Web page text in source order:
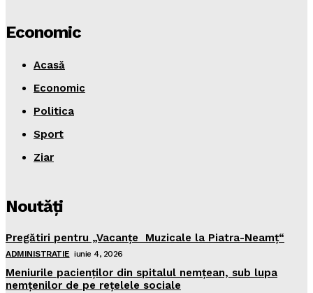
Economic
Acasă
Economic
Politica
Sport
Ziar
Noutăţi
Pregătiri pentru „Vacanţe Muzicale la Piatra-Neamţ“
ADMINISTRATIE iunie 4, 2026
Meniurile pacienţilor din spitalul nemţean, sub lupa
nemţenilor de pe reţelele sociale